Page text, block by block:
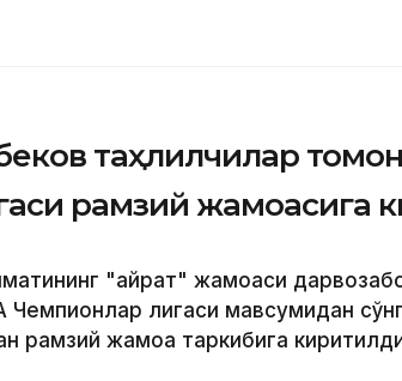
таҳлилчилар
рамзий жамоасига
"Қайрат" жамоаси
Чемпионлар лигаси мавсумидан
рамзий жамоа таркибига